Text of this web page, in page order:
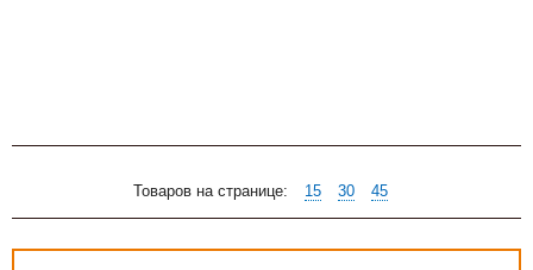
Товаров на странице: 15 30 45